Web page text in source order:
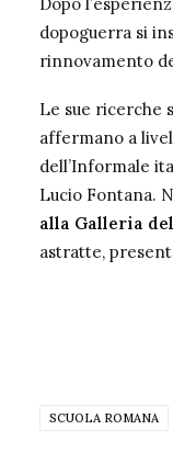
dopoguerra si
rinnovamento
Le sue ricerche
affermano a
dell’Informale
Lucio Fontana.
alla Galleria
astratte,
SCUOLA ROMANA